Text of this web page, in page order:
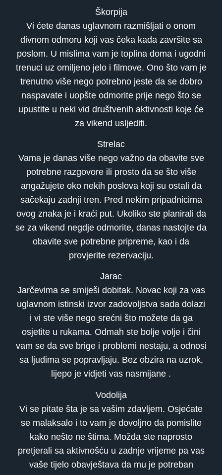
Škorpija
Vi ćete danas uglavnom razmišljati o onom
divnom odmoru koji vas čeka kada završite sa
poslom. U mislima vam je toplina doma i ugodni
trenuci uz omiljeno jelo i filmove. Ono što vam je
trenutno više nego potrebno jeste da se dobro
naspavate i uopšte odmorite prije nego što se
upustite u neki vid društvenih aktivnosti koje će
za vikend usljediti.
Strelac
Vama je danas više nego važno da obavite sve
potrebne razgovore ili prosto da se što više
angažujete oko nekih poslova koji su ostali da
sačekaju zadnji tren. Pred nekim pripadnicima
ovog znaka je i kraći put. Ukoliko ste planirali da
se za vikend negdje odmorite, danas nastojte da
obavite sve potrebne pripreme, kao i da
provjerite rezervaciju.
Jarac
Jarčevima se smiješi dobitak. Novac koji za vas
uglavnom istinski izvor zadovoljstva sada dolazi
i vi ste više nego srećni što možete da ga
osjetite u rukama. Odmah ste bolje volje i čini
vam se da sve brige i problemi nestaju, a odnosi
sa ljudima se popravljaju. Bez obzira na uzrok,
lijepo je vidjeti vas nasmijane .
Vodolija
Vi se pitate šta je sa vašim zdavljem. Osjećate
se malaksalo i to vam je dovoljno da pomislite
kako nešto ne štima. Možda ste naprosto
pretjerali sa aktivnošću u zadnje vrijeme pa vas
vaše tijelo obavještava da mu je potreban